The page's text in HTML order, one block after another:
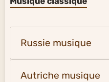
Russie musique
Autriche musique